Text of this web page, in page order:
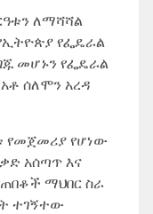
ለማሻሻል
የፌዴራል
መሆኑን የፌዴራል
ሰለሞን አረዳ
የመጀመሪያ የሆነው
አሰጣጥ እና
ማህበር ስራ
ተገኝተው